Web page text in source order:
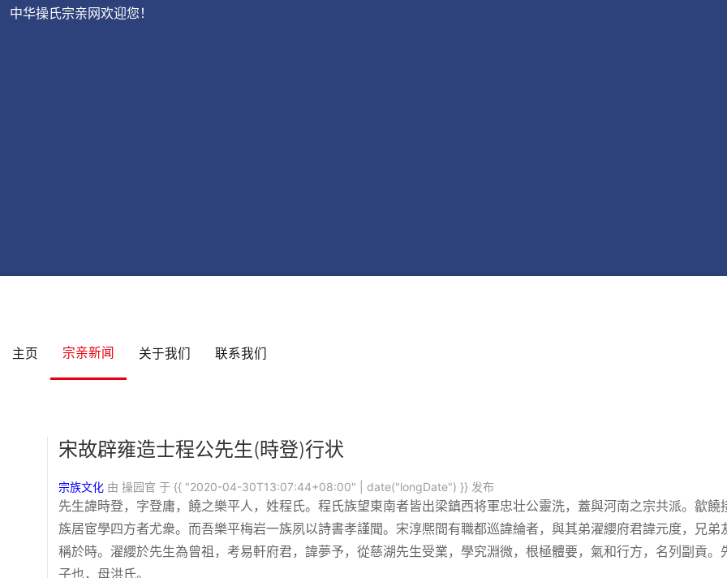
中华操氏宗亲网欢迎您！
主页 宗亲新闻 关于我们 联系我们
宋故辟雍造士程公先生(時登)行状
宗族文化 由 操园官 于 {{ "2020-04-30T13:07:44+08:00" | date("longDate") }} 发布
先生諱時登，字登庸，饒之樂平人，姓程氏。程氏族望東南者皆出梁鎮西将軍忠壮公靈洗，蓋與河南之宗共派。歙饒
族居宦學四方者尤衆。而吾樂平梅岩一族夙以詩書孝謹聞。宋淳熈間有職都巡諱綸者，與其弟濯纓府君諱元度，兄弟
稱於時。濯纓於先生為曾祖，考易軒府君，諱夢予，從慈湖先生受業，學究淵微，根極體要，氣和行方，名列副貢。
子也，母洪氏。